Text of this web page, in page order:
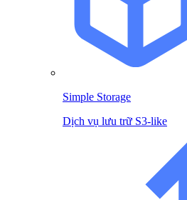
Simple Storage
Dịch vụ lưu trữ S3-like